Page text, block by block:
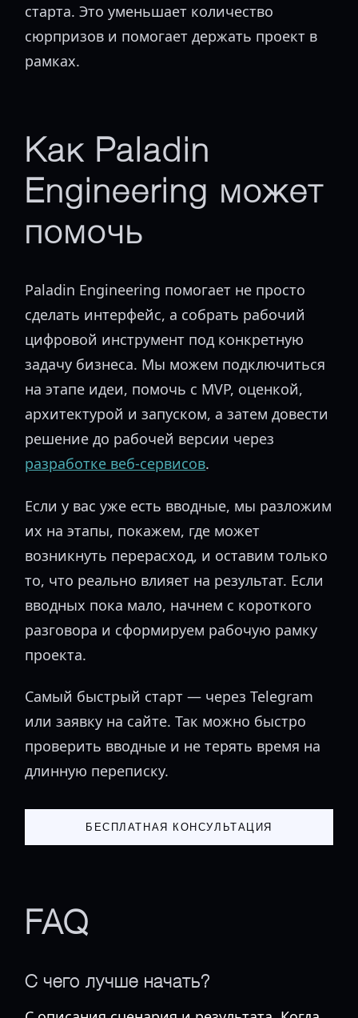
старта. Это уменьшает количество
сюрпризов и помогает держать проект в
рамках.
Как Paladin
Engineering может
помочь
Paladin Engineering помогает не просто
сделать интерфейс, а собрать рабочий
цифровой инструмент под конкретную
задачу бизнеса. Мы можем подключиться
на этапе идеи, помочь с MVP, оценкой,
архитектурой и запуском, а затем довести
решение до рабочей версии через
разработке веб-сервисов.
Если у вас уже есть вводные, мы разложим
их на этапы, покажем, где может
возникнуть перерасход, и оставим только
то, что реально влияет на результат. Если
вводных пока мало, начнем с короткого
разговора и сформируем рабочую рамку
проекта.
Самый быстрый старт — через Telegram
или заявку на сайте. Так можно быстро
проверить вводные и не терять время на
длинную переписку.
БЕСПЛАТНАЯ КОНСУЛЬТАЦИЯ
FAQ
С чего лучше начать?